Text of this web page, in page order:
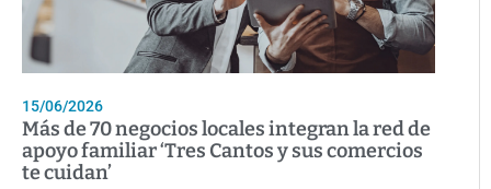
15/06/2026
Más de 70 negocios locales integran la red de
apoyo familiar ‘Tres Cantos y sus comercios
te cuidan’